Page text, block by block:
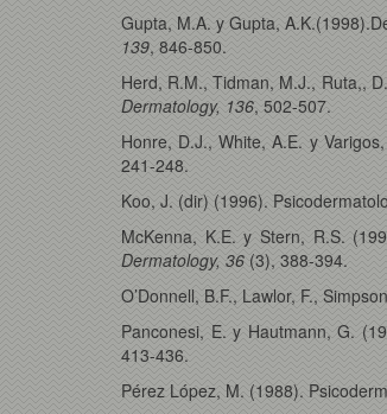
Gupta, M.A. y Gupta,
139, 846-850.
Herd, R.M., Tidman, M.J., Ruta,,
Dermatology, 136, 502-507.
Honre, D.J., White, A.E. y
241-248.
Koo, J. (dir) (1996).
McKenna, K.E. y Stern, R.S.
Dermatology, 36 (3), 388-394.
O’Donnell, B.F., Lawlor, F.,
Panconesi, E. y Hautmann, G.
413-436.
Pérez López, M. (1988).